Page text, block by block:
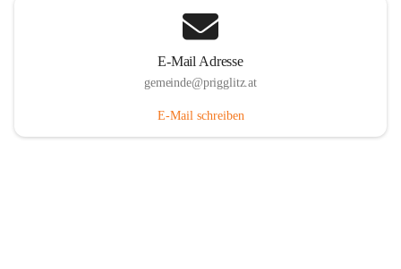
E-Mail Adresse
gemeinde@prigglitz.at
E-Mail schreiben